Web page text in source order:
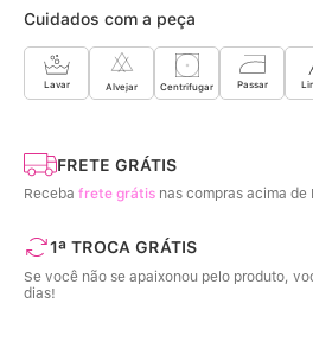
Cuidados com a peça
Lavar Alvejar Centrifugar Passar
FRETE GRÁTIS
Receba frete grátis nas compras acima de
1ª TROCA GRÁTIS
Se você não se apaixonou pelo produto,
dias!